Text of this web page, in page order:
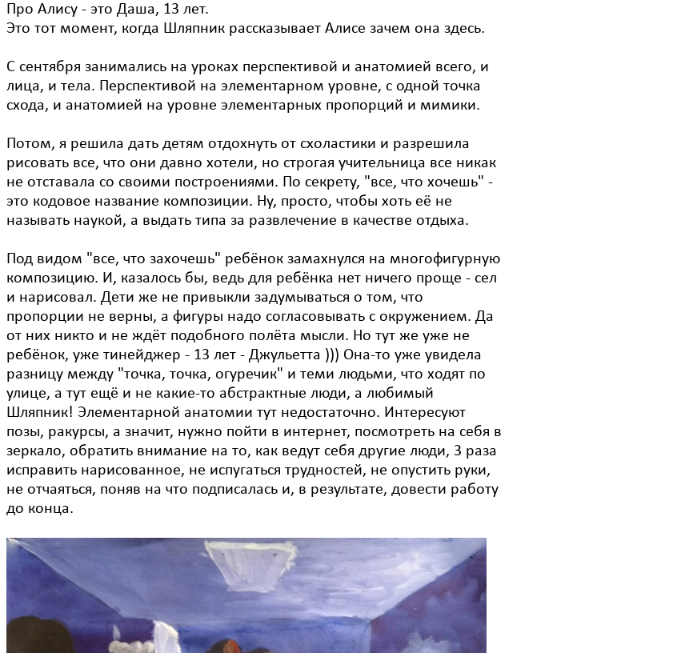
Про Алису - это Даша, 13 лет.
Это тот момент, когда Шляпник рассказывает Алисе зачем она здесь.
С сентября занимались на уроках перспективой и анатомией всего, и
лица, и тела. Перспективой на элементарном уровне, с одной точка
схода, и анатомией на уровне элементарных пропорций и мимики.
Потом, я решила дать детям отдохнуть от схоластики и разрешила
рисовать все, что они давно хотели, но строгая учительница все никак
не отставала со своими построениями. По секрету, "все, что хочешь" -
это кодовое название композиции. Ну, просто, чтобы хоть её не
называть наукой, а выдать типа за развлечение в качестве отдыха.
Под видом "все, что захочешь" ребёнок замахнулся на многофигурную
композицию. И, казалось бы, ведь для ребёнка нет ничего проще - сел
и нарисовал. Дети же не привыкли задумываться о том, что
пропорции не верны, а фигуры надо согласовывать с окружением. Да
от них никто и не ждёт подобного полёта мысли. Но тут же уже не
ребёнок, уже тинейджер - 13 лет - Джульетта ))) Она-то уже увидела
разницу между "точка, точка, огуречик" и теми людьми, что ходят по
улице, а тут ещё и не какие-то абстрактные люди, а любимый
Шляпник! Элементарной анатомии тут недостаточно. Интересуют
позы, ракурсы, а значит, нужно пойти в интернет, посмотреть на себя в
зеркало, обратить внимание на то, как ведут себя другие люди, 3 раза
исправить нарисованное, не испугаться трудностей, не опустить руки,
не отчаяться, поняв на что подписалась и, в результате, довести работу
до конца.